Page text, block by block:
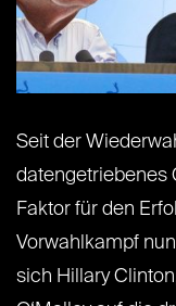
Seit der
datengetriebenes
Faktor für den
Vorwahlkampf
sich Hillary